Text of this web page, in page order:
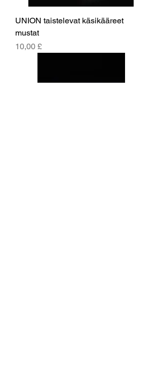
UNION taistelevat käsikääreet
mustat
Hinta
10,00 £